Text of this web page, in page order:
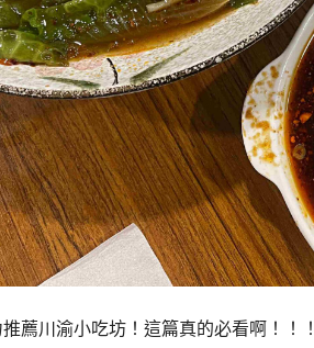
薦川渝小吃坊！這篇真的必看啊！